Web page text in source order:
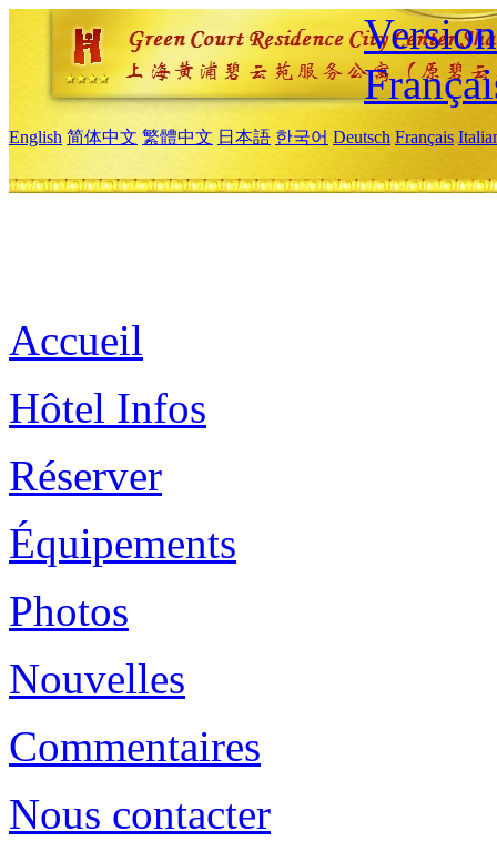
English 简体中文 繁體中文 日本語 한국어 Deutsch Français
Accueil
Hôtel Infos
Réserver
Équipements
Photos
Nouvelles
Commentaires
Nous contacter